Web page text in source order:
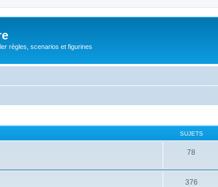
règles, scenarios et figurines
SUJETS
78
376